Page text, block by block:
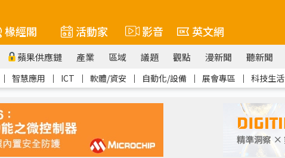
椽經閣 活動家 影音 英文網
蘋果供應鏈 產業 區域 議題 觀點 漫新聞 聽新聞
｜ 智慧應用 ｜ ICT ｜ 軟體/資安 ｜ 自動化/設備 ｜ 展會專區 ｜ 科技生活